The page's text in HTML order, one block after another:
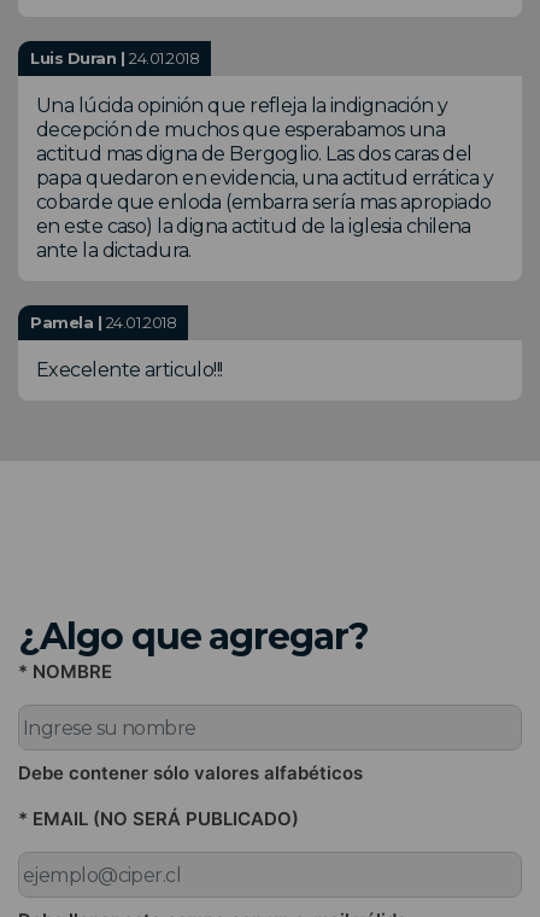
Luis Duran |24.01.2018
Una lúcida opinión que refleja la indignación y
decepción de muchos que esperabamos una
actitud mas digna de Bergoglio. Las dos caras del
papa quedaron en evidencia, una actitud errática y
cobarde que enloda (embarra sería mas apropiado
en este caso) la digna actitud de la iglesia chilena
ante la dictadura.
Pamela | 24.01.2018
Execelente articulo!!!
¿Algo que agregar?
* NOMBRE
Debe contener sólo valores alfabéticos
* EMAIL (NO SERÁ PUBLICADO)